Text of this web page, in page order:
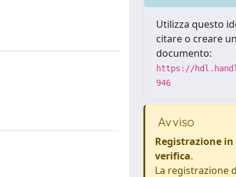
Utilizza questo
citare o creare
documento:
https://
946
Avviso
Registrazione in
verifica.
La registrazione